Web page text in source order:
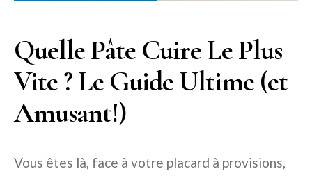
Quelle Pâte Cuire Le Plus
Vite ? Le Guide Ultime (et
Amusant!)
Vous êtes là, face à votre placard à provisions,